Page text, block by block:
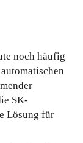
noch häufig
SK-
Lösung für